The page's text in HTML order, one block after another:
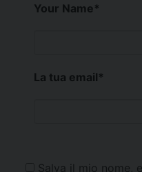
Your Name*
La tua email*
Salva il mio nome,